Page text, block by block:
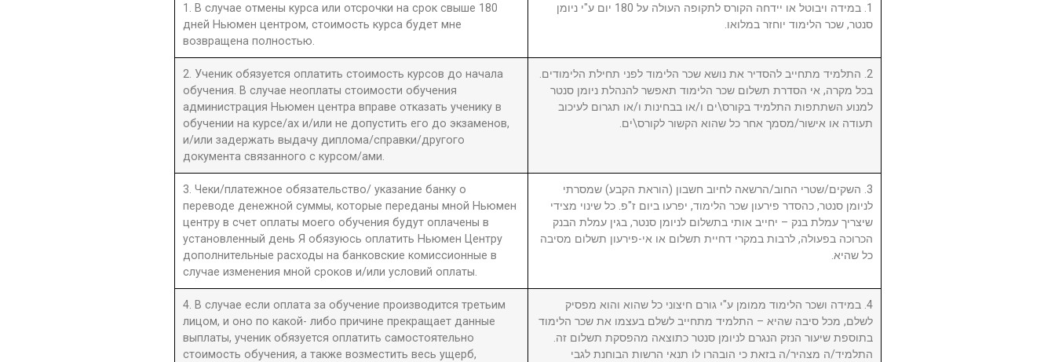
1. В случае отмены курса или отсрочки на срок свыше 180
дней Ньюмен центром, стоимость курса будет мне
возвращена полностью.
1. במידה ויבוטל או יידחה הקורס לתקופה העולה על 180 יום ע"י ניומן
סנטר, שכר הלימוד יוחזר במלואו.
2. Ученик обязуется оплатить стоимость курсов до начала
обучения. В случае неоплаты стоимости обучения
администрация Ньюмен центра вправе отказать ученику в
обучении на курсе/ах и/или не допустить его до экзаменов,
и/или задержать выдачу диплома/справки/другого
документа связанного с курсом/ами.
2. התלמיד מתחייב להסדיר את נושא שכר הלימוד לפני תחילת הלימודים.
בכל מקרה, אי הסדרת תשלום שכר הלימוד תאפשר להנהלת ניומן סנטר
למנוע השתתפות התלמיד בקורס\ים ו/או בבחינות ו/או תגרום לעיכוב
תעודה או אישור/מסמך אחר כל שהוא הקשור לקורס\ים.
3. Чеки/платежное обязательство/ указание банку о
переводе денежной суммы, которые переданы мной Ньюмен
центру в счет оплаты моего обучения будут оплачены в
установленный день Я обязуюсь оплатить Ньюмен Центру
дополнительные расходы на банковские комиссионные в
случае изменения мной сроков и/или условий оплаты.
3. השקים/שטרי החוב/הרשאה לחיוב חשבון (הוראת הקבע) שמסרתי
לניומן סנטר, כהסדר פירעון שכר הלימוד, יפרעו ביום ז"פ. כל שינוי מצידי
שיצריך עמלת בנק – יחייב אותי בתשלום לניומן סנטר, בגין עמלת הבנק
הכרוכה בפעולה, לרבות במקרי דחיית תשלום או אי-פירעון תשלום מסיבה
כל שהיא.
4. В случае если оплата за обучение производится третьим
лицом, и оно по какой- либо причине прекращает данные
выплаты, ученик обязуется оплатить самостоятельно
стоимость обучения, а также возместить весь ущерб,
4. במידה ושכר הלימוד ממומן ע"י גורם חיצוני כל שהוא והוא מפסיק
לשלם, מכל סיבה שהיא – התלמיד מתחייב לשלם בעצמו את שכר הלימוד
בתוספת שיעור הנזק הנגרם לניומן סנטר כתוצאה מהפסקת תשלום זה.
התלמיד/ה מצהיר/ה בזאת כי הובהרו לו תנאי הרשות הבוחנת לגבי